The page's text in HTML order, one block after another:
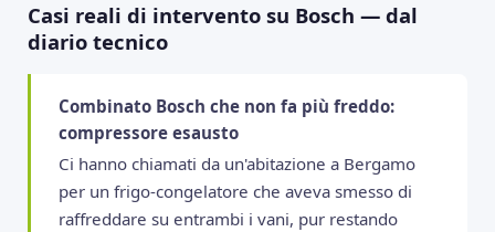
Casi reali di intervento su Bosch — dal
diario tecnico
Combinato Bosch che non fa più freddo:
compressore esausto
Ci hanno chiamati da un'abitazione a Bergamo
per un frigo-congelatore che aveva smesso di
raffreddare su entrambi i vani, pur restando